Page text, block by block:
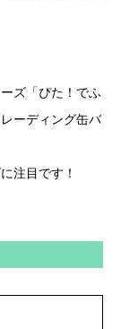
ズ「ぴた！でふ
ーディング缶バ
注目です！